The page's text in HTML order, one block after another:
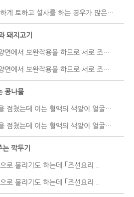
흔히 생선회를 먹은 다음 심하게 토하고 설사를 하는 경우가 많은데 ..
돼지고기
메밀과 돼지고기는 맛과 영양면에서 보완작용을 하므로 서로 조화가 잘..
메밀과 돼지고기는 맛과 영양면에서 보완작용을 하므로 서로 조화가 잘..
콩나물
예부터 얼굴색을 보고 건강을 점쳤는데 이는 혈액의 색깔이 얼굴에 반..
예부터 얼굴색을 보고 건강을 점쳤는데 이는 혈액의 색깔이 얼굴에 반..
깍두기
로 불리기도 하는데 ｢조선요리..
로 불리기도 하는데 ｢조선요리..